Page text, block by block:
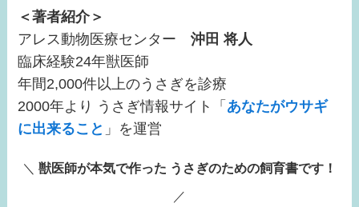
＜著者紹介＞
アレス動物医療センター沖田 将人
臨床経験24年獣医師
年間2,000件以上のうさぎを診療
2000年より うさぎ情報サイト「 あなたがウサギ
に出来ること 」を運営
＼ 獣医師が本気で作った うさぎのための飼育書です！
／